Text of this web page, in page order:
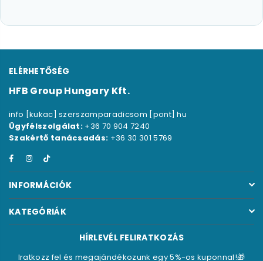
ELÉRHETŐSÉG
HFB Group Hungary Kft.
info [kukac] szerszamparadicsom [pont] hu
Ügyfélszolgálat: +36 70 904 7240
Szakértő tanácsadás: +36 30 301 5769
FacebookInstagram
INFORMÁCIÓK
KATEGÓRIÁK
HÍRLEVÉL FELIRATKOZÁS
Iratkozz fel és megajándékozunk egy 5%-os kuponnal!🎁